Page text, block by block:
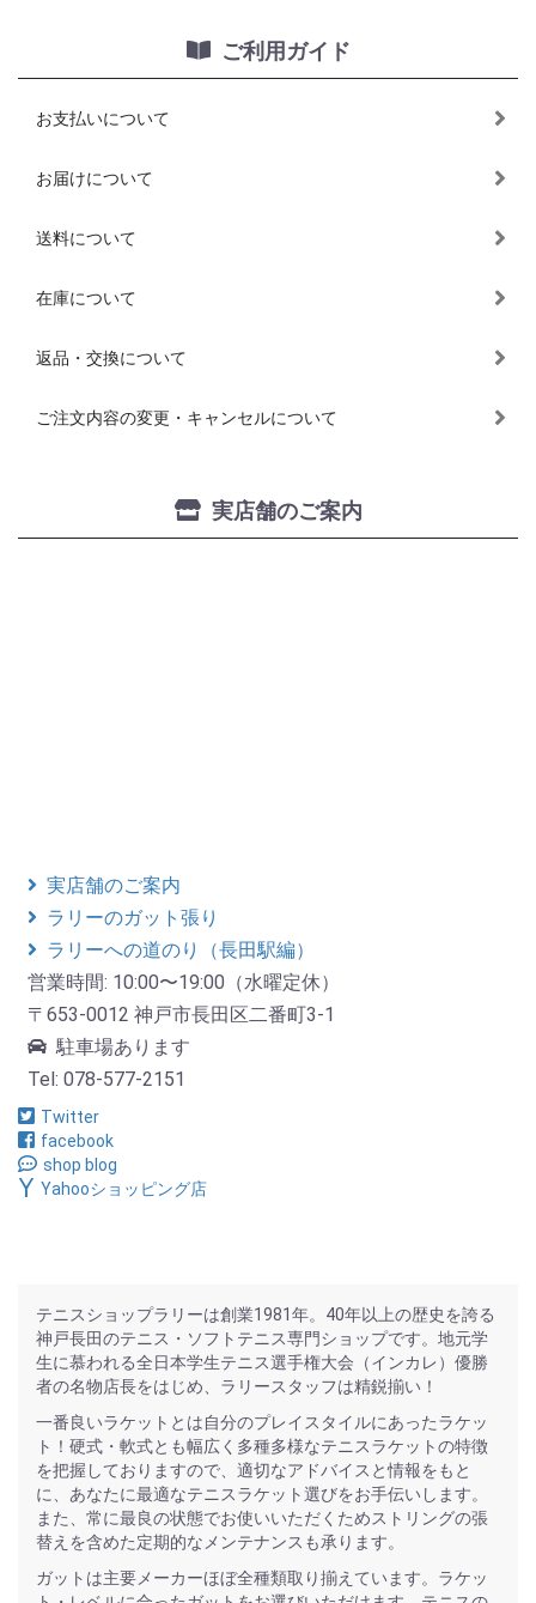
ご利用ガイド
お支払いについて
お届けについて
送料について
在庫について
返品・交換について
ご注文内容の変更・キャンセルについて
実店舗のご案内
実店舗のご案内
ラリーのガット張り
ラリーへの道のり（長田駅編）
営業時間: 10:00〜19:00（水曜定休）
〒653-0012 神戸市長田区二番町3-1
駐車場あります
Tel: 078-577-2151
Twitter
facebook
shop blog
Yahooショッピング店
テニスショップラリーは創業1981年。40年以上の歴史を誇る
神戸長田のテニス・ソフトテニス専門ショップです。地元学
生に慕われる全日本学生テニス選手権大会（インカレ）優勝
者の名物店長をはじめ、ラリースタッフは精鋭揃い！
一番良いラケットとは自分のプレイスタイルにあったラケッ
ト！硬式・軟式とも幅広く多種多様なテニスラケットの特徴
を把握しておりますので、適切なアドバイスと情報をもと
に、あなたに最適なテニスラケット選びをお手伝いします。
また、常に最良の状態でお使いいただくためストリングの張
替えを含めた定期的なメンテナンスも承ります。
ガットは主要メーカーほぼ全種類取り揃えています。ラケッ